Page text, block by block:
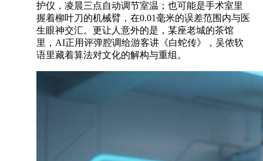
护仪，凌晨三点自动调节室温；也可能是手术室里
握着柳叶刀的机械臂，在0.01毫米的误差范围内与医
生眼神交汇。更让人意外的是，某座老城的茶馆
里，AI正用评弹腔调给游客讲《白蛇传》，吴侬软
语里藏着算法对文化的解构与重组。